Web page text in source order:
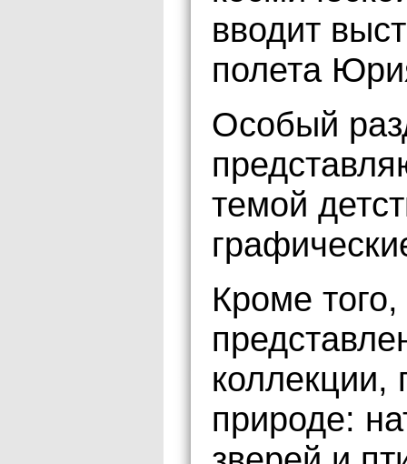
вводит
полета
Особый
темой
Кроме
коллекции,
природе: